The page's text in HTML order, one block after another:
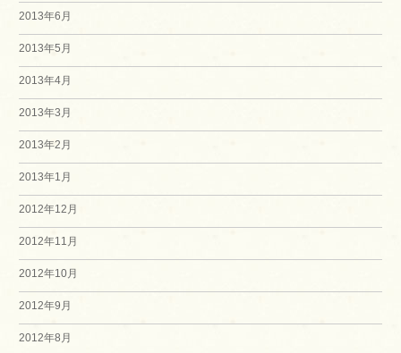
2013年6月
2013年5月
2013年4月
2013年3月
2013年2月
2013年1月
2012年12月
2012年11月
2012年10月
2012年9月
2012年8月